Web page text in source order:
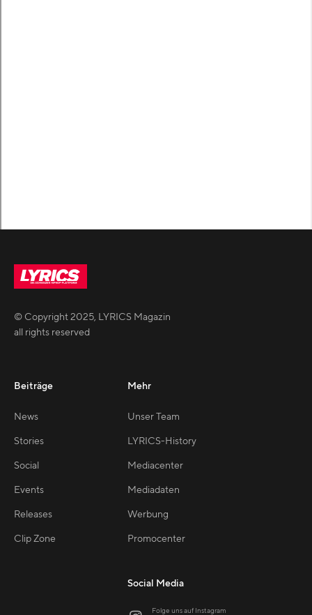
© Copyright2025, LYRICS Magazin
all rights reserved
Beiträge
News
Stories
Social
Events
Releases
Clip Zone
Mehr
Unser Team
LYRICS-History
Mediacenter
Mediadaten
Werbung
Promocenter
Social Media
Folge uns auf Instagram